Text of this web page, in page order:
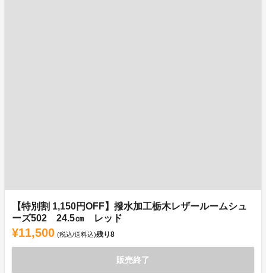
【特別割 1,150円OFF】撥水加工栃木レザールームシュ
ーズ502 24.5㎝ レッド
¥11,500 (税込/送料込)残り8
販売終了